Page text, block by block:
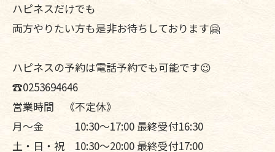
ハピネスだけでも
両方やりたい方も是非お待ちしております🤗
ハピネスの予約は電話予約でも可能です😉
☎0253694646
営業時間 《不定休》
月〜金 10:30〜17:00 最終受付16:30
土・日・祝 10:30〜20:00 最終受付17:00